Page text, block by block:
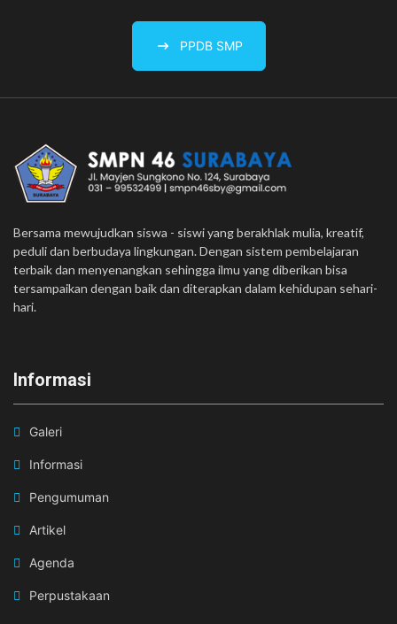
PPDB SMP
Bersama mewujudkan siswa - siswi yang berakhlak mulia, kreatif,
peduli dan berbudaya lingkungan. Dengan sistem pembelajaran
terbaik dan menyenangkan sehingga ilmu yang diberikan bisa
tersampaikan dengan baik dan diterapkan dalam kehidupan sehari-
hari.
Informasi
Galeri
Informasi
Pengumuman
Artikel
Agenda
Perpustakaan